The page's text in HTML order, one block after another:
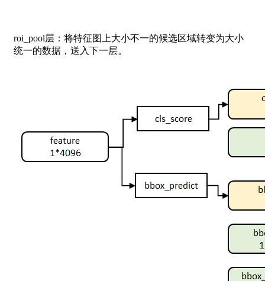
roi_pool层：将特征图上大小不一的候选区域转变为大小
统一的数据，送入下一层。